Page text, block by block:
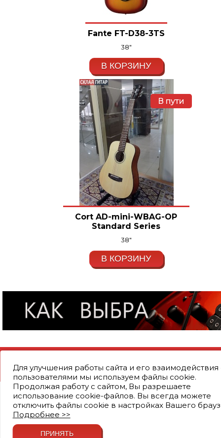
Fante FT-D38-3TS
38"
В КОРЗИНУ
В пути
Cort AD-mini-WBAG-OP
Standard Series
38"
В КОРЗИНУ
Для улучшения работы сайта и его взаимодействия
пользователями мы используем файлы cookie.
Продолжая работу с сайтом, Вы разрешаете
использование cookie-файлов. Вы всегда можете
отключить файлы cookie в настройках Вашего
Подробнее >>
ПРИНЯТЬ
Работает на платформеA-ERP Technologies